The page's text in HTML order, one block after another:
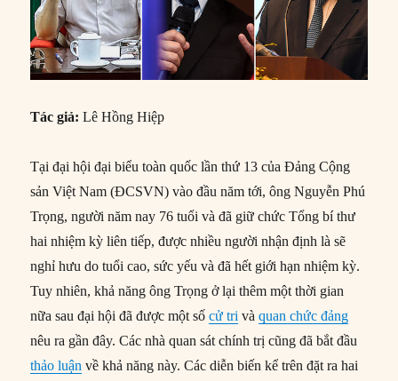
Tác giả: Lê Hồng Hiệp
Tại đại hội đại biểu toàn quốc lần thứ 13 của Đảng Cộng
sản Việt Nam (ĐCSVN) vào đầu năm tới, ông Nguyễn Phú
Trọng, người năm nay 76 tuổi và đã giữ chức Tổng bí thư
hai nhiệm kỳ liên tiếp, được nhiều người nhận định là sẽ
nghỉ hưu do tuổi cao, sức yếu và đã hết giới hạn nhiệm kỳ.
Tuy nhiên, khả năng ông Trọng ở lại thêm một thời gian
nữa sau đại hội đã được một sốcử tri vàquan chức đảng
nêu ra gần đây. Các nhà quan sát chính trị cũng đã bắt đầu
thảo luận về khả năng này. Các diễn biến kể trên đặt ra hai